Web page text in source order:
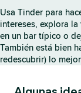
Usa Tinder para
intereses, explora
en un bar típico o
También está bien
redescubrir) lo